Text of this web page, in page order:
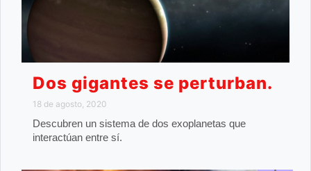
Dos gigantes se perturban.
18 de agosto, 2020
Descubren un sistema de dos exoplanetas que
interactúan entre sí.